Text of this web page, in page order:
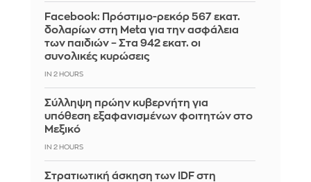
Facebook: Πρόστιμο-ρεκόρ 567 εκατ.
δολαρίων στη Meta για την ασφάλεια
των παιδιών – Στα 942 εκατ. οι
συνολικές κυρώσεις
IN 2 HOURS
Σύλληψη πρώην κυβερνήτη για
υπόθεση εξαφανισμένων φοιτητών στο
Μεξικό
IN 2 HOURS
Στρατιωτική άσκηση των IDF στη